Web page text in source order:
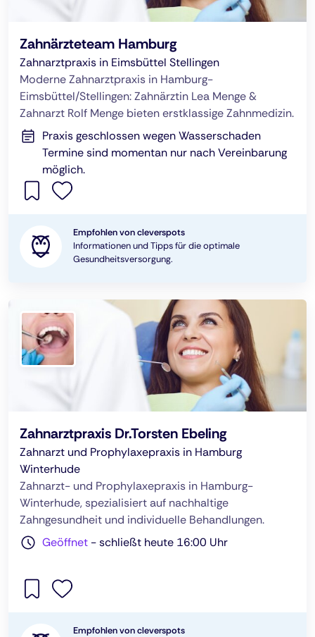
Zahnärzteteam Hamburg
Zahnarztpraxis in Eimsbüttel Stellingen
Moderne Zahnarztpraxis in Hamburg-
Eimsbüttel/Stellingen: Zahnärztin Lea Menge &
Zahnarzt Rolf Menge bieten erstklassige Zahnmedizin.
Praxis geschlossen wegen Wasserschaden
Termine sind momentan nur nach Vereinbarung
möglich.
Empfohlen von cleverspots
Informationen und Tipps für die optimale
Gesundheitsversorgung.
Zahnarztpraxis Dr.Torsten Ebeling
Zahnarzt und Prophylaxepraxis in Hamburg
Winterhude
Zahnarzt- und Prophylaxepraxis in Hamburg-
Winterhude, spezialisiert auf nachhaltige
Zahngesundheit und individuelle Behandlungen.
Geöffnet -schließt heute 16:00 Uhr
Empfohlen von cleverspots